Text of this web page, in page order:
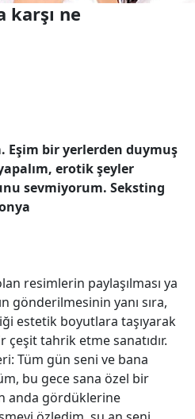
karşı ne
Eşim bir yerlerden duymuş
erotik şeyler
sevmiyorum. Seksting
resimlerin paylaşılması ya
gönderilmesinin yanı sıra,
estetik boyutlara taşıyarak
tahrik etme sanatıdır.
Tüm gün seni ve bana
bu gece sana özel bir
anda gördüklerine